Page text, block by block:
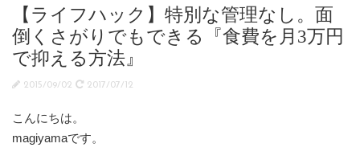
【ライフハック】特別な管理なし。面
倒くさがりでもできる『食費を月3万円
で抑える方法』
2015/09/02 2017/07/12
こんにちは。
magiyamaです。